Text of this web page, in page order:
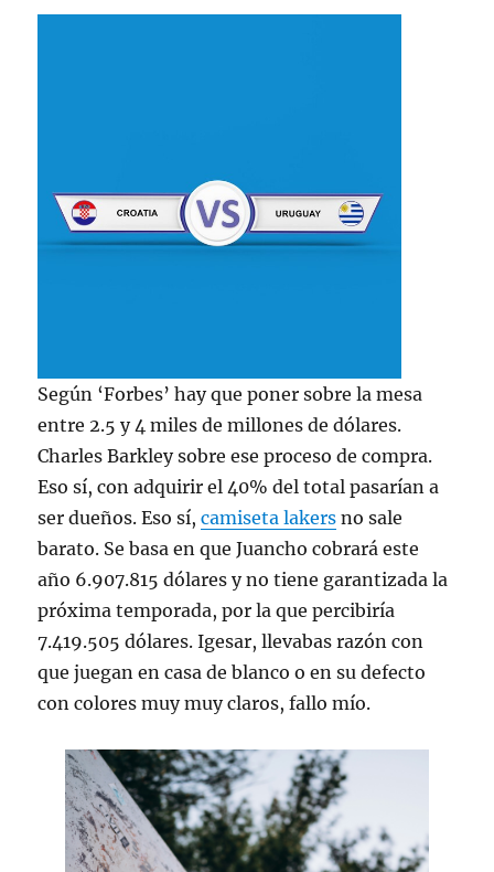
Según ‘Forbes’ hay que poner sobre la mesa
entre 2.5 y 4 miles de millones de dólares.
Charles Barkley sobre ese proceso de compra.
Eso sí, con adquirir el 40% del total pasarían a
ser dueños. Eso sí,camiseta lakers no sale
barato. Se basa en que Juancho cobrará este
año 6.907.815 dólares y no tiene garantizada la
próxima temporada, por la que percibiría
7.419.505 dólares. Igesar, llevabas razón con
que juegan en casa de blanco o en su defecto
con colores muy muy claros, fallo mío.